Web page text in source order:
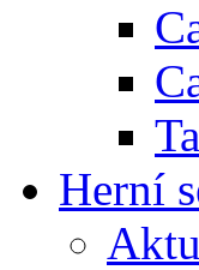
Herní